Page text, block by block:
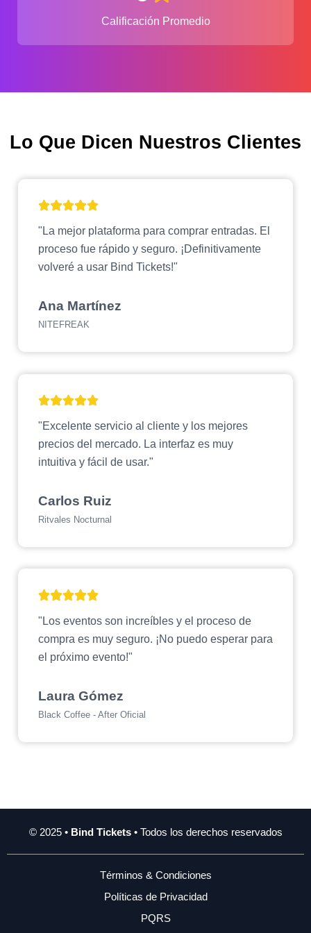
Calificación Promedio
Lo Que Dicen Nuestros Clientes
"La mejor plataforma para comprar entradas. El
proceso fue rápido y seguro. ¡Definitivamente
volveré a usar Bind Tickets!"
Ana Martínez
NITEFREAK
"Excelente servicio al cliente y los mejores
precios del mercado. La interfaz es muy
intuitiva y fácil de usar."
Carlos Ruiz
Ritvales Nocturnal
"Los eventos son increíbles y el proceso de
compra es muy seguro. ¡No puedo esperar para
el próximo evento!"
Laura Gómez
Black Coffee - After Oficial
© 2025 • Bind Tickets• Todos los derechos reservados
Términos & Condiciones
Políticas de Privacidad
PQRS